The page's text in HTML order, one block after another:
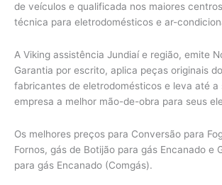
de veículos e qualificada nos maiores
técnica para eletrodomésticos e ar-
A Viking assistência Jundiaí e região, emite
Garantia por escrito, aplica peças originais
fabricantes de eletrodomésticos e leva até a
empresa a melhor mão-de-obra para seus
Os melhores preços para Conversão para
Fornos, gás de Botijão para gás Encanado e
para gás Encanado (Comgás).